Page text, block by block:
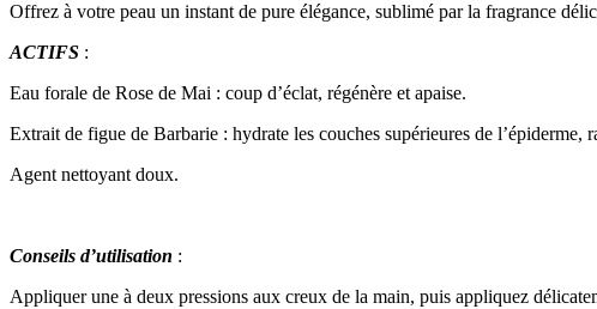
Offrez à votre peau un instant de pure élégance, sublimé par la fragrance
ACTIFS :
Eau forale de Rose de Mai : coup d’éclat, régénère et apaise.
Extrait de figue de Barbarie : hydrate les couches supérieures de l’épiderme,
Agent nettoyant doux.
Conseils d’utilisation :
Appliquer une à deux pressions aux creux de la main, puis appliquez